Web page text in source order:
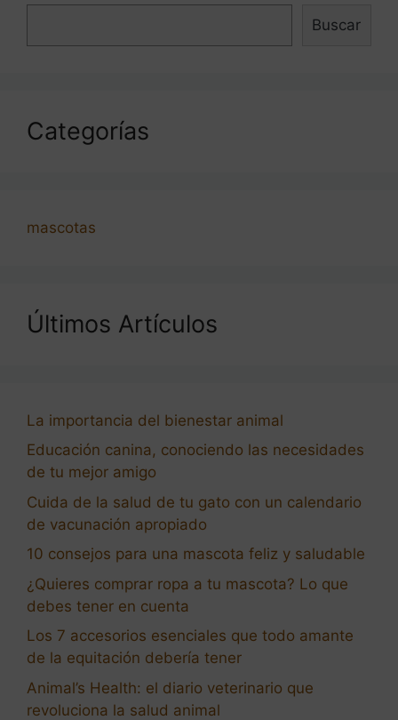
Buscar
Categorías
mascotas
Últimos Artículos
La importancia del bienestar animal
Educación canina, conociendo las necesidades
de tu mejor amigo
Cuida de la salud de tu gato con un calendario
de vacunación apropiado
10 consejos para una mascota feliz y saludable
¿Quieres comprar ropa a tu mascota? Lo que
debes tener en cuenta
Los 7 accesorios esenciales que todo amante
de la equitación debería tener
Animal’s Health: el diario veterinario que
revoluciona la salud animal